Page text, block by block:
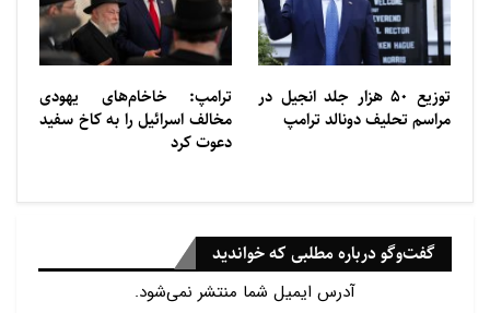
طرد شد، اما دوباره در سال ۲۰۲۳ در اسقف‌نشینی
زادگاهش اسلوونی پذیرفته شد.
واتیکان هنوز پاسخی به اتهامات اعلام شده نداده‌است.
توزیع ۵۰ هزار جلد انجیل در
مراسم تحلیف دونالد ترامپ
ترامپ: خاخام‌های یهودی
مخالف اسرائیل را به کاخ سفید
دعوت کرد
گفت‌وگو درباره مطلبی که خواندید
آدرس ایمیل شما منتشر نمی‌شود.